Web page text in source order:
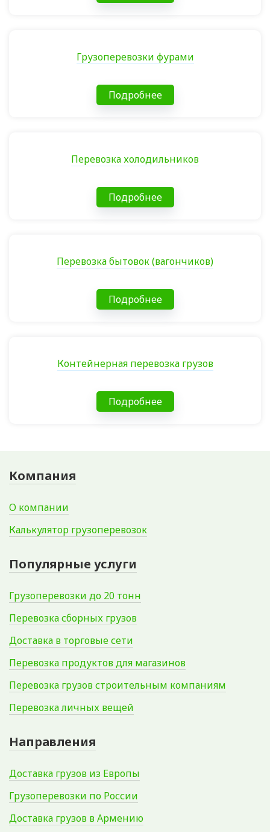
Грузоперевозки фурами
Подробнее
Перевозка холодильников
Подробнее
Перевозка бытовок (вагончиков)
Подробнее
Контейнерная перевозка грузов
Подробнее
Компания
О компании
Калькулятор грузоперевозок
Популярные услуги
Грузоперевозки до 20 тонн
Перевозка сборных грузов
Доставка в торговые сети
Перевозка продуктов для магазинов
Перевозка грузов строительным компаниям
Перевозка личных вещей
Направления
Доставка грузов из Европы
Грузоперевозки по России
Доставка грузов в Армению